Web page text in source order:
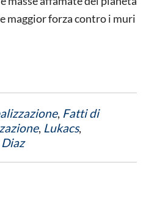
maggior forza contro i muri
, Fatti di
, Lukacs,